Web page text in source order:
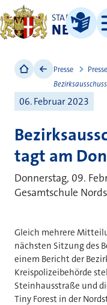
STADT
NEUSS
Leichte
Presse
06. Februar 2023
tagt am
Donnerstag, 09.
Gesamtschule
Gleich mehrere
nächsten Sitzung des
einem Bericht der
Kreispolizeibehörde
Steinhausstraße und
Tiny Forest in der